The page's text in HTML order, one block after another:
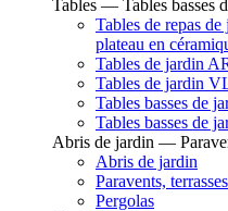
Tables — Tables basses
Tables de repas
plateau en
Tables de jardin
Tables de jardin
Tables basses de
Tables basses de
Abris de jardin —
Abris de jardin
Paravents,
Pergolas